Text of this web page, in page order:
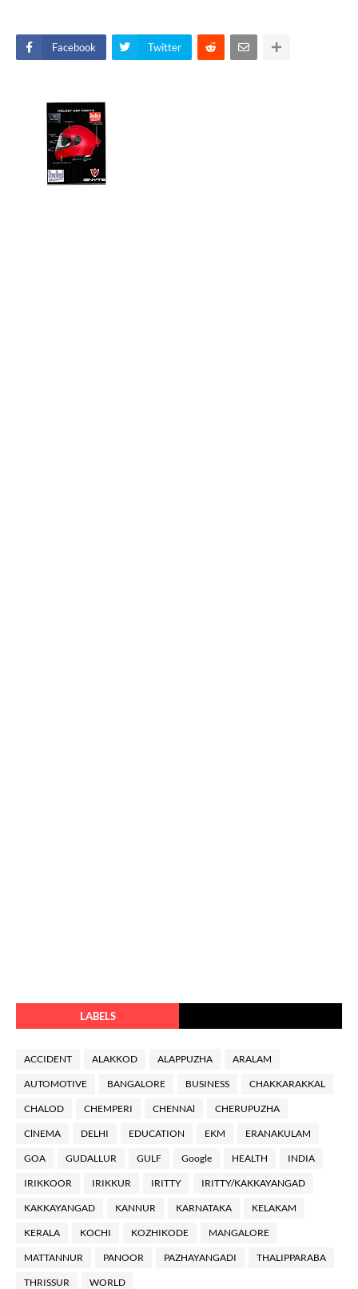
Facebook Twitter
LABELS
ACCIDENT ALAKKOD ALAPPUZHA ARALAM
AUTOMOTIVE BANGALORE BUSINESS CHAKKARAKKAL
CHALOD CHEMPERI CHENNAl CHERUPUZHA
ClNEMA DELHI EDUCATION EKM ERANAKULAM
GOA GUDALLUR GULF Google HEALTH INDIA
IRIKKOOR IRIKKUR IRITTY IRITTY/KAKKAYANGAD
KAKKAYANGAD KANNUR KARNATAKA KELAKAM
KERALA KOCHI KOZHIKODE MANGALORE
MATTANNUR PANOOR PAZHAYANGADI THALIPPARABA
THRISSUR WORLD